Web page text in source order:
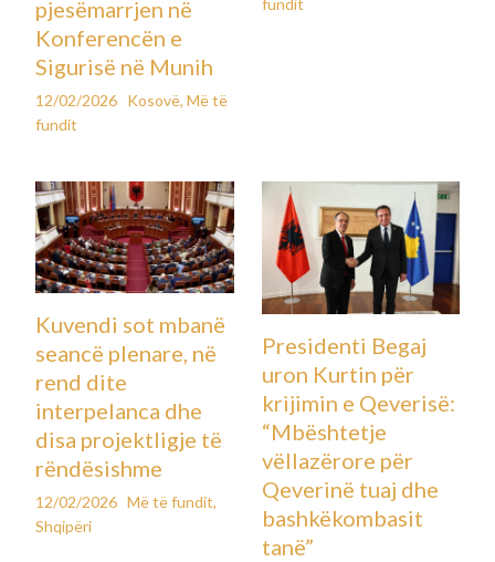
pjesëmarrjen në
Konferencën e
Sigurisë në Munih
12/02/2026 Kosovë,Më të
fundit
fundit
Kuvendi sot mbanë
seancë plenare, në
rend dite
interpelanca dhe
disa projektligje të
rëndësishme
12/02/2026 Më të fundit,
Shqipëri
Presidenti Begaj
uron Kurtin për
krijimin e Qeverisë:
“Mbështetje
vëllazërore për
Qeverinë tuaj dhe
bashkëkombasit
tanë”